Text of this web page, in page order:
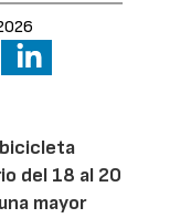
del 18 al 20
mayor